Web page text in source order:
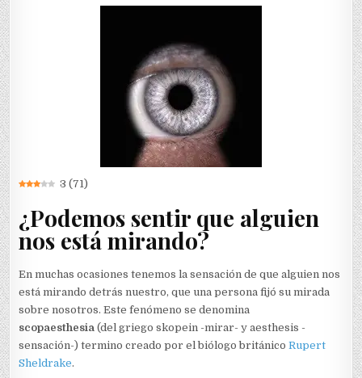
3 (71)
¿Podemos sentir que alguien
nos está mirando?
En muchas ocasiones tenemos la sensación de que alguien nos
está mirando detrás nuestro, que una persona fijó su mirada
sobre nosotros. Este fenómeno se denomina
scopaesthesia (del griego skopein -mirar- y aesthesis -
sensación-) termino creado por el biólogo británicoRupert
Sheldrake.